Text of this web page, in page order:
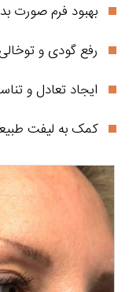
بهبود فرم صورت
رفع گودی و
ایجاد تعادل و
کمک به لیفت